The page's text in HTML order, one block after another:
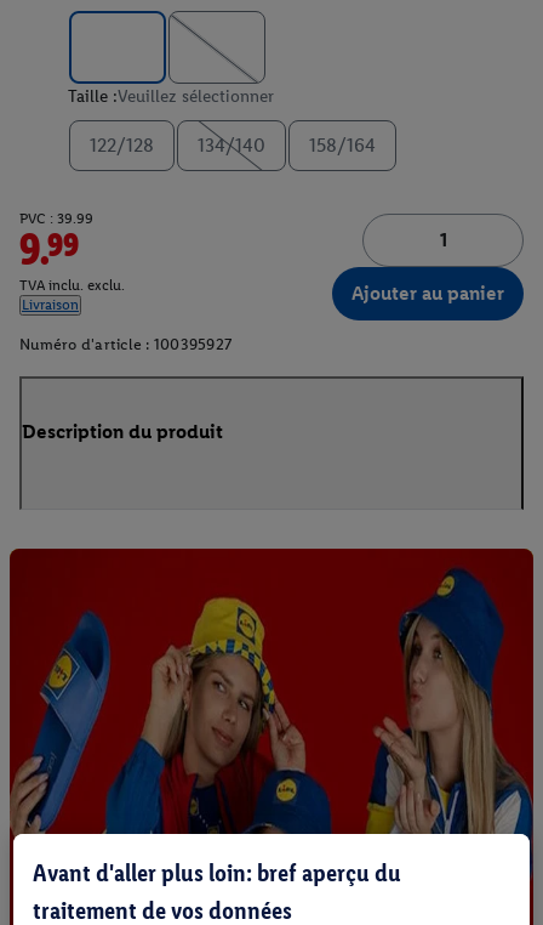
Taille :Veuillez sélectionner
122/128 134/140 158/164
PVC : 39.99
9.99
TVA inclu. exclu.
Livraison
Ajouter au panier
Numéro d'article : 100395927
Description du produit
Avant d'aller plus loin: bref aperçu du
traitement de vos données